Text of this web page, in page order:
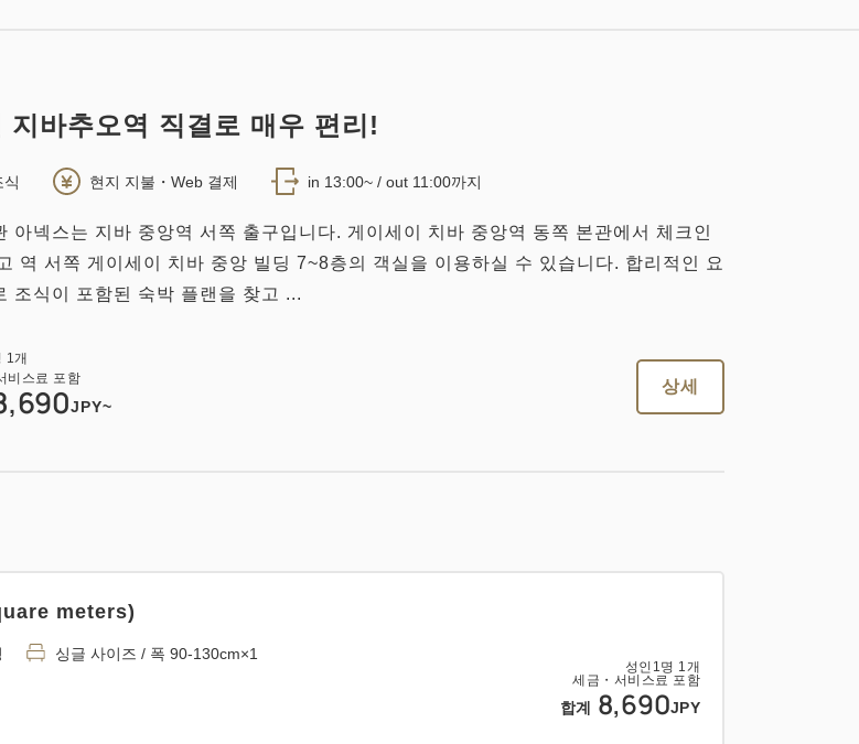
세금・서비스료 포함
9,900JPY
【전실 금연】
성인1명1 개
세금・서비스료 포함
13,750
바추오역 직결로 매우 편리!
식 현지 지불・Web 결제 in 13:00~ / out 11:00까지
아넥스는 지바 중앙역 서쪽 출구입니다. 게이세이 치바 중앙역 동쪽 본관에서 체크인
역 서쪽 게이세이 치바 중앙 빌딩 7~8층의 객실을 이용하실 수 있습니다. 합리적인 요
조식이 포함된 숙박 플랜을 찾고 ...
1개
비스료 포함
JPY~
상세
성인 1명 1개
세금・서비스료 포함
합계 8,690JPY
meters)
싱글 사이즈 / 폭 90-130cm×1